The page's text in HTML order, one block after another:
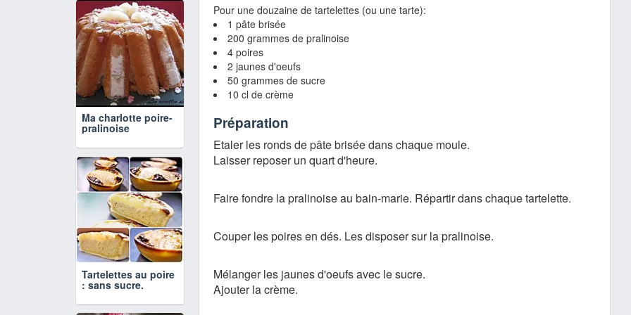
Pour une douzaine de tartelettes (ou une tarte):
1 pâte brisée
200 grammes de pralinoise
4 poires
2 jaunes d'oeufs
50 grammes de sucre
10 cl de crème
Préparation
Etaler les ronds de pâte brisée dans chaque moule.
Laisser reposer un quart d'heure.
Faire fondre la pralinoise au bain-marie. Répartir dans chaque tartelette.
Couper les poires en dés. Les disposer sur la pralinoise.
Mélanger les jaunes d'oeufs avec le sucre.
Ajouter la crème.
Ma charlotte poire-
pralinoise
Tartelettes au poire
: sans sucre.